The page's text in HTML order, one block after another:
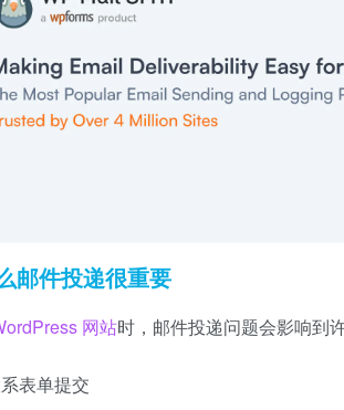
邮件投递很重要
网站时，邮件投递问题会影响到
表单提交